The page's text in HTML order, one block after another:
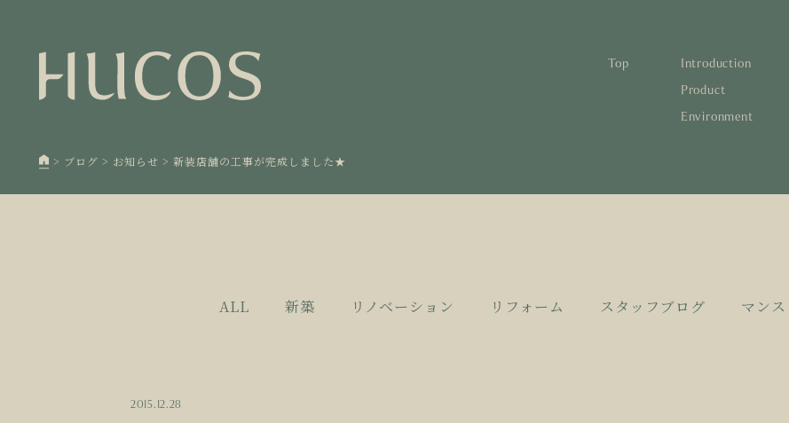
Top Introduction
5 空
Product
1 蓄
4 家
Environment
3 廃棄物について知る
4 100年後も評価される住宅へ
自然素材の温もりと快適性を実現
4 家づくりの流れ
> ブログ > お知らせ > 新装店舗の工事が完成しました★
ALL 新築 リノベーション リフォーム スタッフブログ マン
2015.12.28